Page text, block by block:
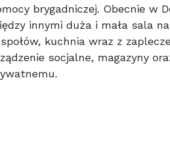
brygadniczej. Obecnie w
innymi duża i mała sala
kuchnia wraz z
socjalne, magazyny